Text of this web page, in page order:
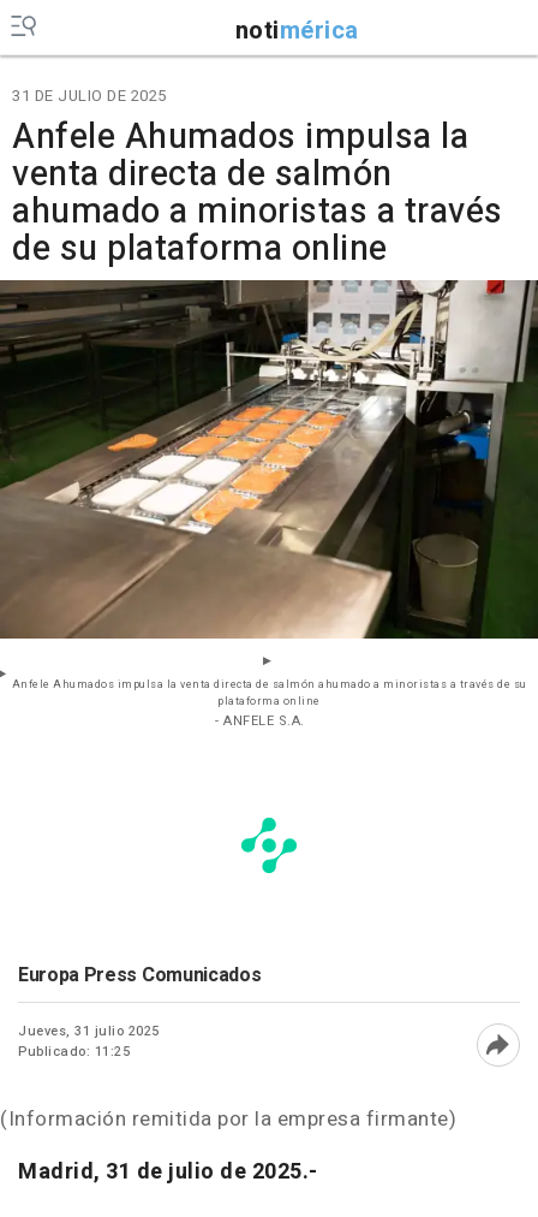
notimérica
31 DE JULIO DE 2025
Anfele Ahumados impulsa la
venta directa de salmón
ahumado a minoristas a través
de su plataforma online
Anfele Ahumados impulsa la venta directa de salmón ahumado a minoristas a través de su
plataforma online
- ANFELE S.A.
Europa Press Comunicados
Jueves, 31 julio 2025
Publicado: 11:25
(Información remitida por la empresa firmante)
Madrid, 31 de julio de 2025.-